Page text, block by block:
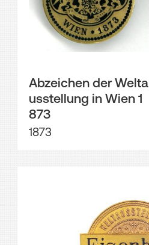
Abzeichen der Welta
usstellung in Wien 1
873
1873